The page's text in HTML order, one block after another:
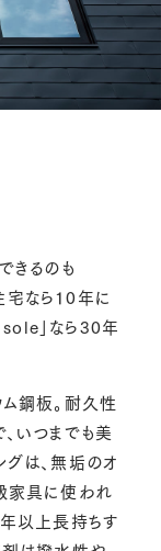
きるのも
宅なら10年に
」なら30年
鋼板。耐久性
いつまでも美
グは、無垢のオ
家具に使われ
以上長持ちす